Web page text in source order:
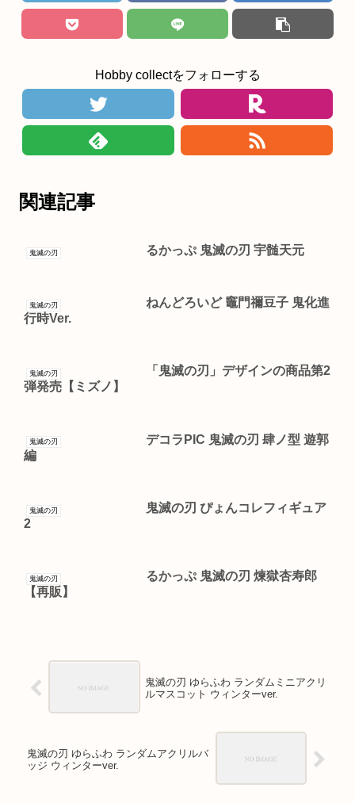
Hobby collectをフォローする
関連記事
鬼滅の刃 るかっぷ 鬼滅の刃 宇髄天元
鬼滅の刃
ねんどろいど 竈門禰豆子 鬼化進
行時Ver.
鬼滅の刃
「鬼滅の刃」デザインの商品第2
弾発売【ミズノ】
鬼滅の刃
デコラPIC 鬼滅の刃 肆ノ型 遊郭
編
鬼滅の刃
鬼滅の刃 ぴょんコレフィギュア
2
鬼滅の刃
るかっぷ 鬼滅の刃 煉獄杏寿郎
【再販】
鬼滅の刃 ゆらふわ ランダムミニアクリ
ルマスコット ウィンターver.
鬼滅の刃 ゆらふわ ランダムアクリルバ
ッジ ウィンターver.